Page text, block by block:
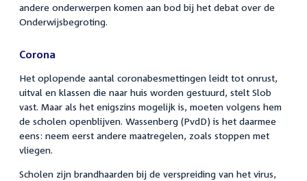
andere onderwerpen komen aan bod bij het debat over de
Onderwijsbegroting.
Corona
Het oplopende aantal coronabesmettingen leidt tot onrust,
uitval en klassen die naar huis worden gestuurd, stelt Slob
vast. Maar als het enigszins mogelijk is, moeten volgens hem
de scholen openblijven. Wassenberg (PvdD) is het daarmee
eens: neem eerst andere maatregelen, zoals stoppen met
vliegen.
Scholen zijn brandhaarden bij de verspreiding van het virus,